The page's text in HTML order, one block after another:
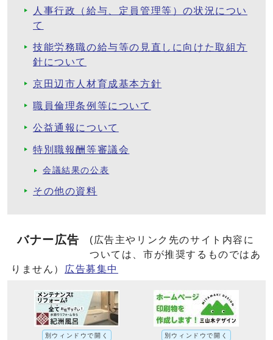
人事行政（給与、定員管理等）の状況につい
て
技能労務職の給与等の見直しに向けた取組方
針について
京田辺市人材育成基本方針
職員倫理条例等について
公益通報について
特別職報酬等審議会
会議結果の公表
その他の資料
バナー広告
(広告主やリンク先のサイト内容に
ついては、市が推奨するものではあ
りません）
広告募集中
別ウィンドウで開く 別ウィンドウで開く